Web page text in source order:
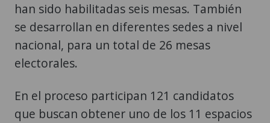
han sido habilitadas seis mesas. También
se desarrollan en diferentes sedes a nivel
nacional, para un total de 26 mesas
electorales.
En el proceso participan 121 candidatos
que buscan obtener uno de los 11 espacios